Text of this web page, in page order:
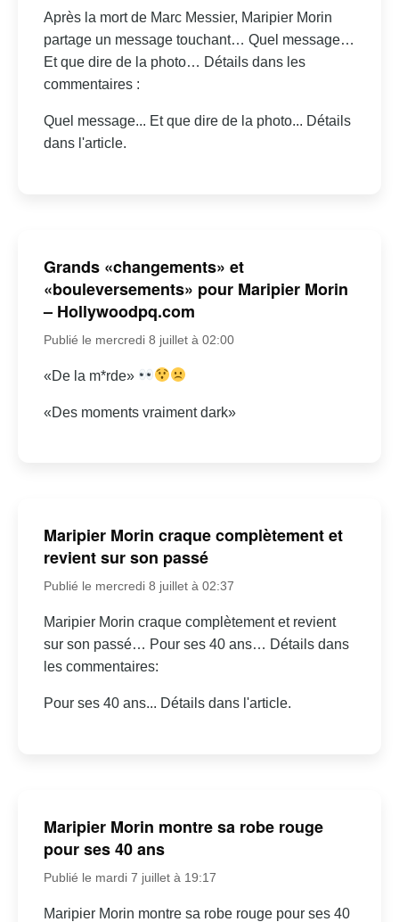
Après la mort de Marc Messier, Maripier Morin
partage un message touchant… Quel message…
Et que dire de la photo… Détails dans les
commentaires :
Quel message... Et que dire de la photo... Détails
dans l'article.
Grands «changements» et
«bouleversements» pour Maripier Morin
– Hollywoodpq.com
Publié le mercredi 8 juillet à 02:00
«De la m*rde»
«Des moments vraiment dark»
Maripier Morin craque complètement et
revient sur son passé
Publié le mercredi 8 juillet à 02:37
Maripier Morin craque complètement et revient
sur son passé… Pour ses 40 ans… Détails dans
les commentaires:
Pour ses 40 ans... Détails dans l'article.
Maripier Morin montre sa robe rouge
pour ses 40 ans
Publié le mardi 7 juillet à 19:17
Maripier Morin montre sa robe rouge pour ses 40